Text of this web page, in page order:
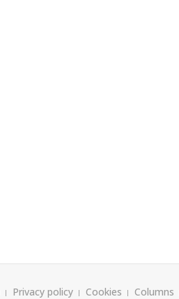
Privacy policy Cookies Columns